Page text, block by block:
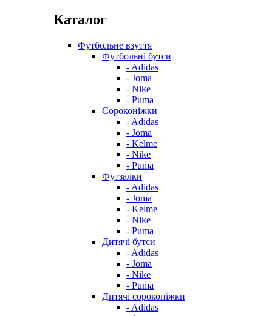
Каталог
Футбольне взуття
Футбольні бутси
- Adidas
- Joma
- Nike
- Puma
Сороконіжки
- Adidas
- Joma
- Kelme
- Nike
- Puma
Футзалки
- Adidas
- Joma
- Kelme
- Nike
- Puma
Дитячі бутси
- Adidas
- Joma
- Nike
- Puma
Дитячі сороконіжки
- Adidas